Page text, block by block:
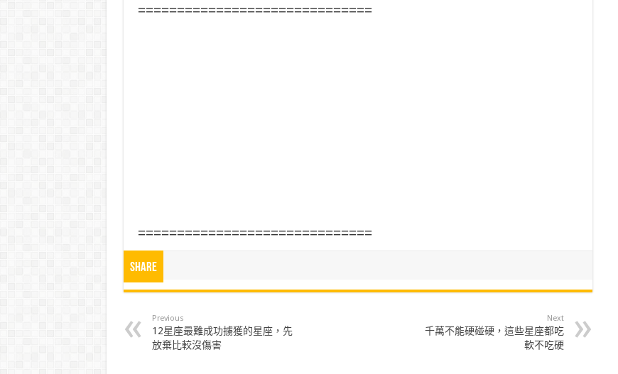
==============================
==============================
Share
Previous
12星座最難成功擄獲的星座，先
放棄比較沒傷害
Next
千萬不能硬碰硬，這些星座都吃
軟不吃硬